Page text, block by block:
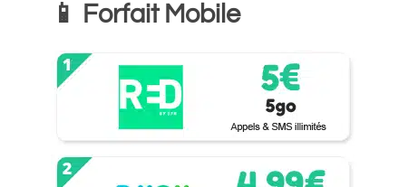
📱 Forfait Mobile